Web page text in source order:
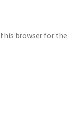
this browser for the